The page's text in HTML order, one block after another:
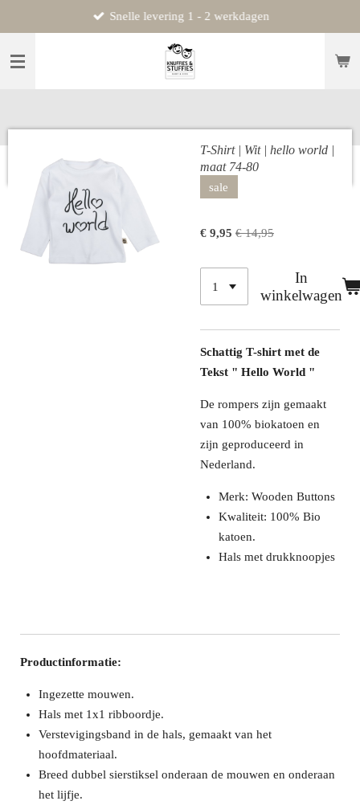
direct
naar
Snelle levering 1 - 2 werkdagen
T-Shirt | Wit | hello world |
maat 74-80
sale
€ 9,95 € 14,95
In
winkelwagen
Schattig T-shirt met de
Tekst " Hello World "
De rompers zijn gemaakt
van 100% biokatoen en
zijn geproduceerd in
Nederland.
Merk: Wooden Buttons
Kwaliteit: 100% Bio
katoen.
Hals met drukknoopjes
Productinformatie:
Ingezette mouwen.
Hals met 1x1 ribboordje.
Verstevigingsband in de hals, gemaakt van het
hoofdmateriaal.
Breed dubbel sierstiksel onderaan de mouwen en onderaan
het lijfje.